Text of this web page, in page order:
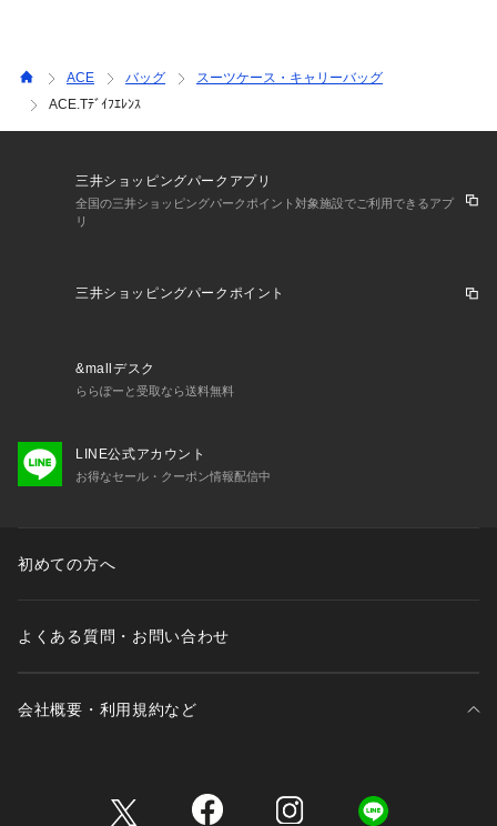
● フロントオープン
小スペースで開閉できるフロントオープンが可能。
納に便利なファスナーポケット×２。
蓋側と本体をつなぐサイドのベルトはバックルで着脱可能。90
度、180度の開閉とシーンに合わせた開け閉めの使い分けが可
● 中央オープン
開けた時に荷こぼれを防ぐ両面中仕切りタイプ。
片面には整理整頓に便利なファスナーポケット×２
上面と側面にピックアップハンドルを配置。階段の昇り降りに
は上面のピックアップハンドル。
● グライド
ACE バッグ
スーツケース・キャリーバッグ
ACE.Tﾃﾞｲﾌｴﾚﾝｽ
三井ショッピングパークアプリ
全国の三井ショッピングパークポイント対象施設でご利用できるアプ
リ
三井ショッピングパークポイント
&mallデスク
ららぽーと受取なら送料無料
LINE公式アカウント
お得なセール・クーポン情報配信中
初めての方へ
よくある質問・お問い合わせ
会社概要・利用規約など